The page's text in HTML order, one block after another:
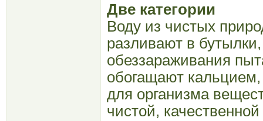
Две категории
Воду из чистых
разливают в
обеззараживания
обогащают
для организма
чистой,